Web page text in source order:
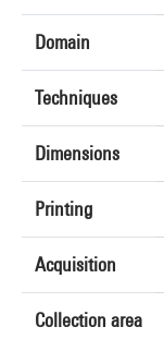
Domain
Techniques
Dimensions
Printing
Acquisition
Collection area